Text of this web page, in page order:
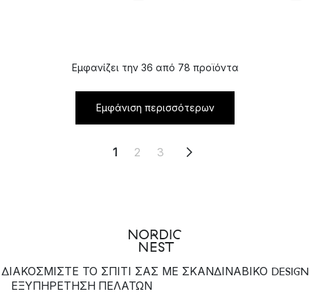
Εμφανίζει την 36 από 78 προϊόντα
Εμφάνιση περισσότερων
1 2 3
ΔΙΑΚΟΣΜΙΣΤΕ ΤΟ ΣΠΙΤΙ ΣΑΣ ΜΕ ΣΚΑΝΔΙΝΑΒΙΚΟ DESIGN
ΕΞΥΠΗΡΈΤΗΣΗ ΠΕΛΑΤΏΝ